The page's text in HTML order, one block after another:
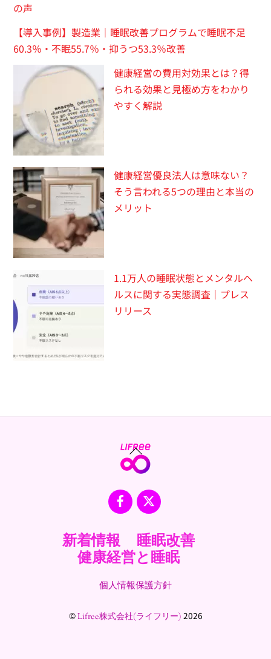
の声
【導入事例】製造業｜睡眠改善プログラムで睡眠不足
60.3％・不眠55.7％・抑うつ53.3％改善
健康経営の費用対効果とは？得
られる効果と見極め方をわかり
やすく解説
健康経営優良法人は意味ない？
そう言われる5つの理由と本当の
メリット
1.1万人の睡眠状態とメンタルヘ
ルスに関する実態調査｜プレス
リリース
Back
To
Facebook
X
新着情報
睡眠改善
健康経営と睡眠
個人情報保護方針
©Lifree株式会社(ライフリー) 2026